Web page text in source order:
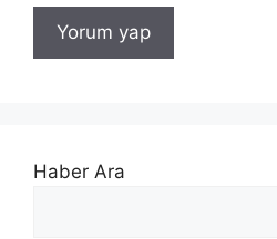
Haber Ara